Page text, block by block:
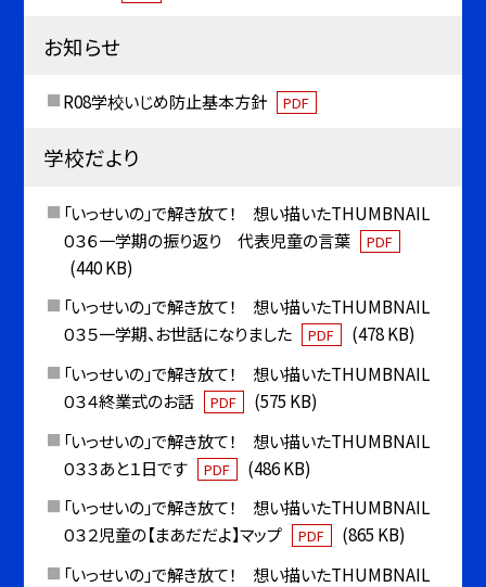
お知らせ
R08学校いじめ防止基本方針 PDF
学校だより
「いっせいの」で解き放て！ 想い描いたTHUMBNAIL
０３６一学期の振り返り 代表児童の言葉
PDF
(440 KB)
「いっせいの」で解き放て！ 想い描いたTHUMBNAIL
０３５一学期、お世話になりました
PDF
(478 KB)
「いっせいの」で解き放て！ 想い描いたTHUMBNAIL
０３４終業式のお話
PDF
(575 KB)
「いっせいの」で解き放て！ 想い描いたTHUMBNAIL
０３３あと１日です
PDF
(486 KB)
「いっせいの」で解き放て！ 想い描いたTHUMBNAIL
０３２児童の【まあだだよ】マップ
PDF
(865 KB)
「いっせいの」で解き放て！ 想い描いたTHUMBNAIL